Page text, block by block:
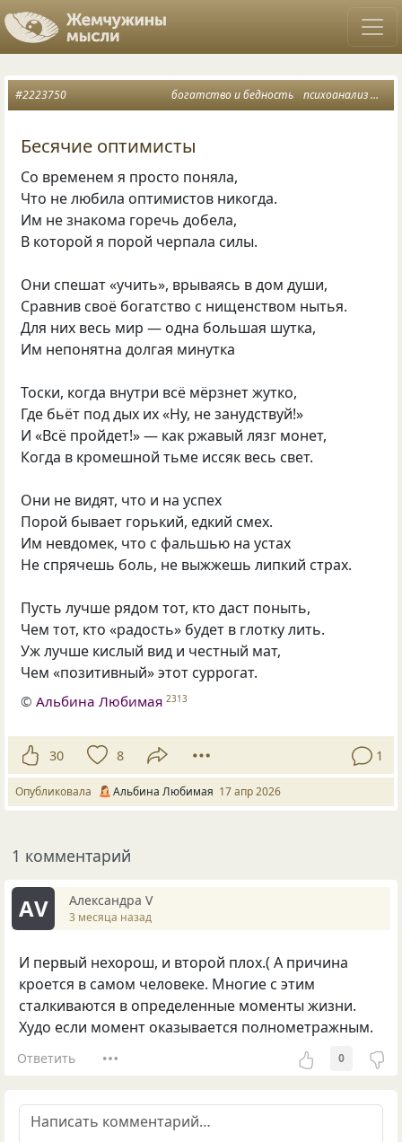
богатство и бедность психоанализ
#2223750
Бесячие оптимисты
Со временем я просто поняла,
Что не любила оптимистов никогда.
Им не знакома горечь добела,
В которой я порой черпала силы.
Они спешат «учить», врываясь в дом души,
Сравнив своё богатство с нищенством нытья.
Для них весь мир — одна большая шутка,
Им непонятна долгая минутка
Тоски, когда внутри всё мёрзнет жутко,
Где бьёт под дых их «Ну, не занудствуй!»
И «Всё пройдет!» — как ржавый лязг монет,
Когда в кромешной тьме иссяк весь свет.
Они не видят, что и на успех
Порой бывает горький, едкий смех.
Им невдомек, что с фальшью на устах
Не спрячешь боль, не выжжешь липкий страх.
Пусть лучше рядом тот, кто даст поныть,
Чем тот, кто «радость» будет в глотку лить.
Уж лучше кислый вид и честный мат,
Чем «позитивный» этот суррогат.
©Альбина Любимая 2313
30 8 1
Опубликовала Альбина Любимая 17 апр 2026
1 комментарий
АV Александра V
3 месяца назад
И первый нехорош, и второй плох.( А причина
кроется в самом человеке. Многие с этим
сталкиваются в определенные моменты жизни.
Худо если момент оказывается полнометражным.
Ответить 0